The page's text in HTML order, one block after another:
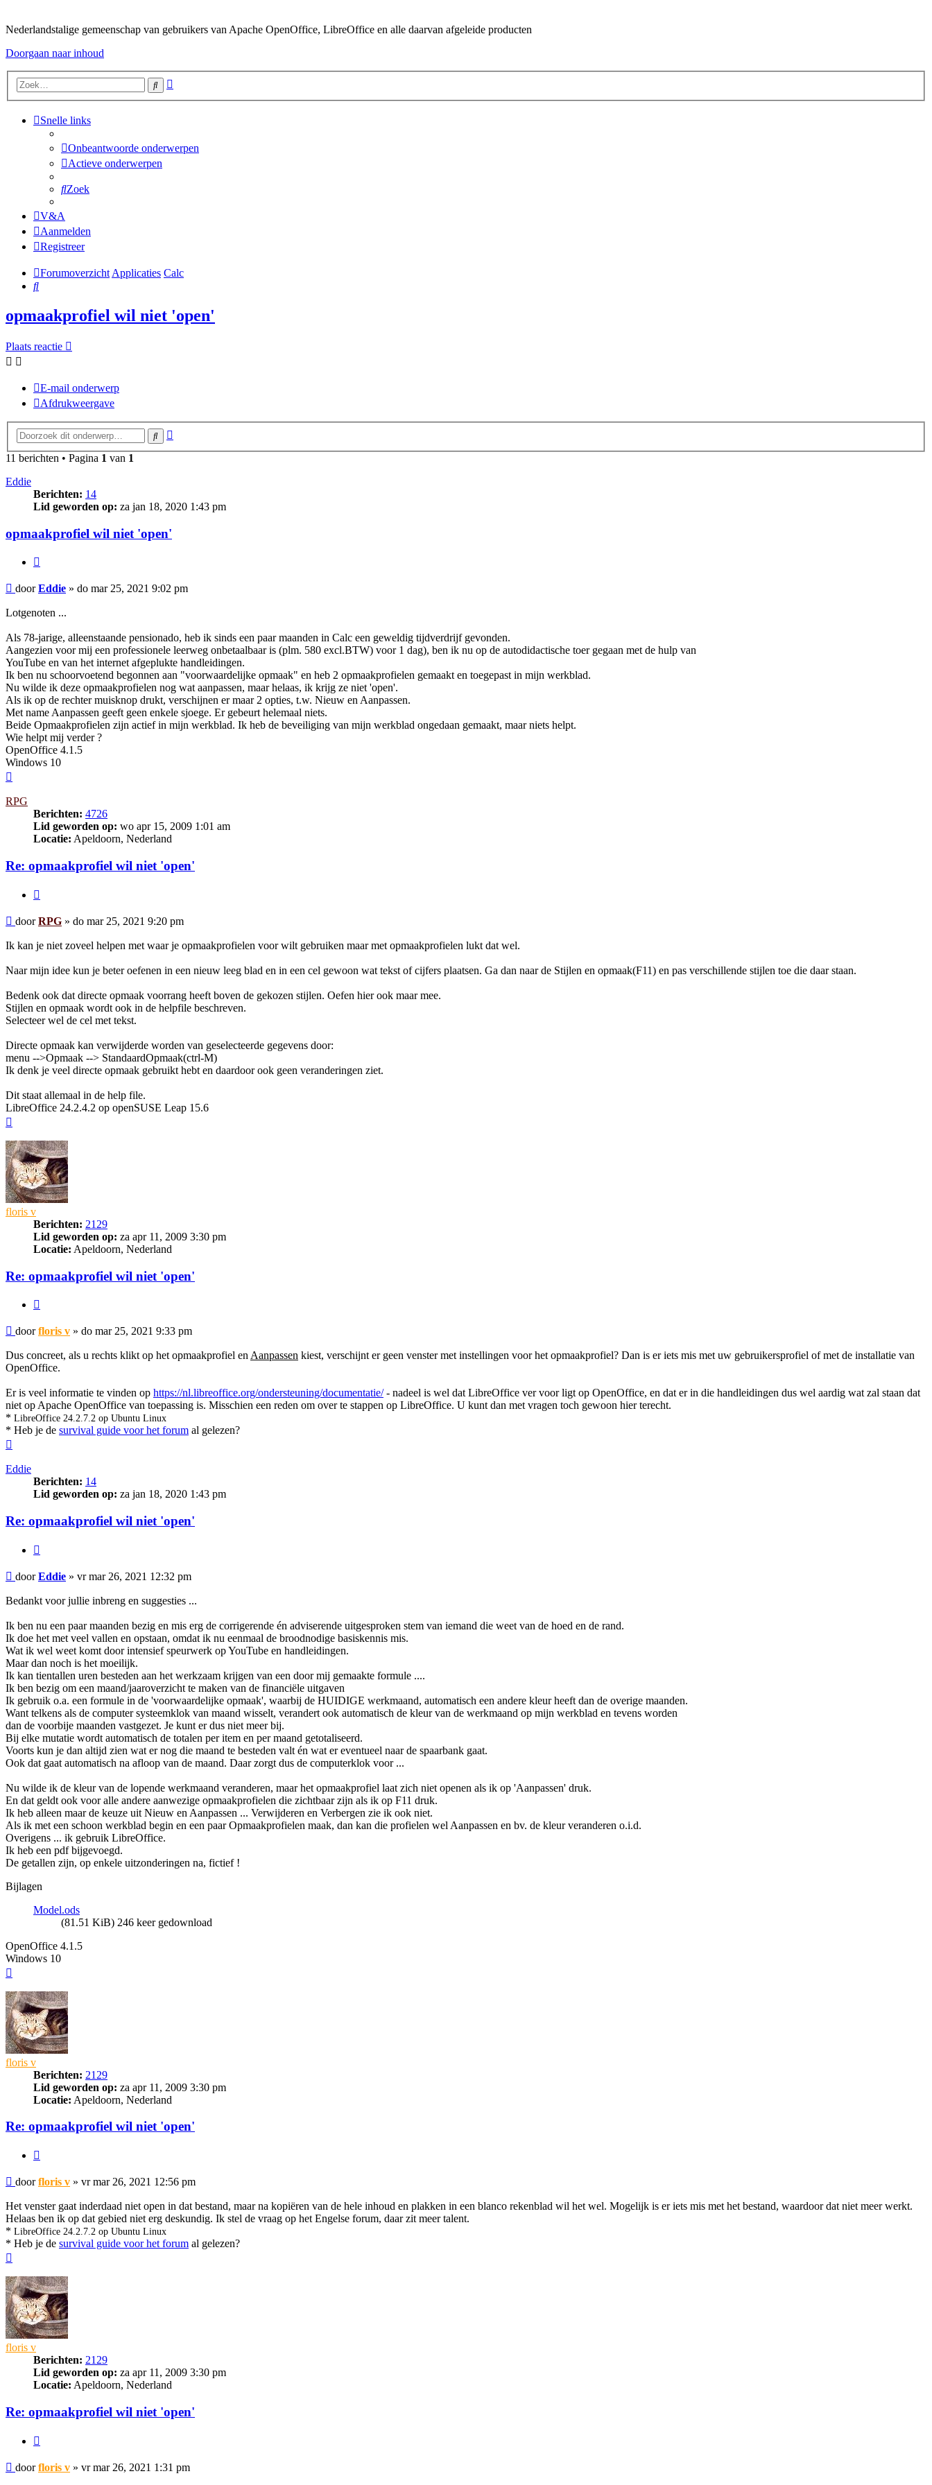
Nederlandstalige gemeenschap van gebruikers van Apache OpenOffice, LibreOffice en alle daarvan afgeleide producten
Doorgaan naar inhoud
Zoek
Snelle links
Onbeantwoorde onderwerpen
Actieve onderwerpen
Zoek
V&A
Aanmelden
Registreer
Forumoverzicht Applicaties Calc
Zoek
opmaakprofiel wil niet 'open'
Plaats reactie
E-mail onderwerp
Afdrukweergave
Zoek
11 berichten • Pagina 1 van 1
Eddie
Berichten: 14
Lid geworden op: za jan 18, 2020 1:43 pm
opmaakprofiel wil niet 'open'
Bericht
doorEddie » do mar 25, 2021 9:02 pm
Lotgenoten ...
Als 78-jarige, alleenstaande pensionado, heb ik sinds een paar maanden in Calc een geweldig tijdverdrijf gevonden.
Aangezien voor mij een professionele leerweg onbetaalbaar is (plm. 580 excl.BTW) voor 1 dag), ben ik nu op de autodidactische toer gegaan met de hulp van
YouTube en van het internet afgeplukte handleidingen.
Ik ben nu schoorvoetend begonnen aan "voorwaardelijke opmaak" en heb 2 opmaakprofielen gemaakt en toegepast in mijn werkblad.
Nu wilde ik deze opmaakprofielen nog wat aanpassen, maar helaas, ik krijg ze niet 'open'.
Als ik op de rechter muisknop drukt, verschijnen er maar 2 opties, t.w. Nieuw en Aanpassen.
Met name Aanpassen geeft geen enkele sjoege. Er gebeurt helemaal niets.
Beide Opmaakprofielen zijn actief in mijn werkblad. Ik heb de beveiliging van mijn werkblad ongedaan gemaakt, maar niets helpt.
Wie helpt mij verder ?
OpenOffice 4.1.5
Windows 10
RPG
Berichten: 4726
Lid geworden op: wo apr 15, 2009 1:01 am
Locatie: Apeldoorn, Nederland
Re: opmaakprofiel wil niet 'open'
Bericht
doorRPG » do mar 25, 2021 9:20 pm
Ik kan je niet zoveel helpen met waar je opmaakprofielen voor wilt gebruiken maar met opmaakprofielen lukt dat wel.
Naar mijn idee kun je beter oefenen in een nieuw leeg blad en in een cel gewoon wat tekst of cijfers plaatsen. Ga dan naar de Stijlen en opmaak(F11) en pas verschillende stijlen toe die daar staan.
Bedenk ook dat directe opmaak voorrang heeft boven de gekozen stijlen. Oefen hier ook maar mee.
Stijlen en opmaak wordt ook in de helpfile beschreven.
Selecteer wel de cel met tekst.
Directe opmaak kan verwijderde worden van geselecteerde gegevens door:
menu -->Opmaak --> StandaardOpmaak(ctrl-M)
Ik denk je veel directe opmaak gebruikt hebt en daardoor ook geen veranderingen ziet.
Dit staat allemaal in de help file.
LibreOffice 24.2.4.2 op openSUSE Leap 15.6
floris v
Berichten: 2129
Lid geworden op: za apr 11, 2009 3:30 pm
Locatie: Apeldoorn, Nederland
Re: opmaakprofiel wil niet 'open'
Bericht
doorfloris v » do mar 25, 2021 9:33 pm
Dus concreet, als u rechts klikt op het opmaakprofiel en Aanpassen kiest, verschijnt er geen venster met instellingen voor het opmaakprofiel? Dan is er iets mis met uw gebruikersprofiel of met de installatie van
OpenOffice.
Er is veel informatie te vinden op https://nl.libreoffice.org/ondersteuning/documentatie/- nadeel is wel dat LibreOffice ver voor ligt op OpenOffice, en dat er in die handleidingen dus wel aardig wat zal staan dat
niet op Apache OpenOffice van toepassing is. Misschien een reden om over te stappen op LibreOffice. U kunt dan met vragen toch gewoon hier terecht.
* LibreOffice 24.2.7.2 op Ubuntu Linux
* Heb je de survival guide voor het forum al gelezen?
Eddie
Berichten: 14
Lid geworden op: za jan 18, 2020 1:43 pm
Re: opmaakprofiel wil niet 'open'
Bericht
doorEddie » vr mar 26, 2021 12:32 pm
Bedankt voor jullie inbreng en suggesties ...
Ik ben nu een paar maanden bezig en mis erg de corrigerende én adviserende uitgesproken stem van iemand die weet van de hoed en de rand.
Ik doe het met veel vallen en opstaan, omdat ik nu eenmaal de broodnodige basiskennis mis.
Wat ik wel weet komt door intensief speurwerk op YouTube en handleidingen.
Maar dan noch is het moeilijk.
Ik kan tientallen uren besteden aan het werkzaam krijgen van een door mij gemaakte formule ....
Ik ben bezig om een maand/jaaroverzicht te maken van de financiële uitgaven
Ik gebruik o.a. een formule in de 'voorwaardelijke opmaak', waarbij de HUIDIGE werkmaand, automatisch een andere kleur heeft dan de overige maanden.
Want telkens als de computer systeemklok van maand wisselt, verandert ook automatisch de kleur van de werkmaand op mijn werkblad en tevens worden
dan de voorbije maanden vastgezet. Je kunt er dus niet meer bij.
Bij elke mutatie wordt automatisch de totalen per item en per maand getotaliseerd.
Voorts kun je dan altijd zien wat er nog die maand te besteden valt én wat er eventueel naar de spaarbank gaat.
Ook dat gaat automatisch na afloop van de maand. Daar zorgt dus de computerklok voor ...
Nu wilde ik de kleur van de lopende werkmaand veranderen, maar het opmaakprofiel laat zich niet openen als ik op 'Aanpassen' druk.
En dat geldt ook voor alle andere aanwezige opmaakprofielen die zichtbaar zijn als ik op F11 druk.
Ik heb alleen maar de keuze uit Nieuw en Aanpassen ... Verwijderen en Verbergen zie ik ook niet.
Als ik met een schoon werkblad begin en een paar Opmaakprofielen maak, dan kan die profielen wel Aanpassen en bv. de kleur veranderen o.i.d.
Overigens ... ik gebruik LibreOffice.
Ik heb een pdf bijgevoegd.
De getallen zijn, op enkele uitzonderingen na, fictief !
Bijlagen
Model.ods
(81.51 KiB) 246 keer gedownload
OpenOffice 4.1.5
Windows 10
floris v
Berichten: 2129
Lid geworden op: za apr 11, 2009 3:30 pm
Locatie: Apeldoorn, Nederland
Re: opmaakprofiel wil niet 'open'
Bericht
doorfloris v » vr mar 26, 2021 12:56 pm
Het venster gaat inderdaad niet open in dat bestand, maar na kopiëren van de hele inhoud en plakken in een blanco rekenblad wil het wel. Mogelijk is er iets mis met het bestand, waardoor dat niet meer werkt.
Helaas ben ik op dat gebied niet erg deskundig. Ik stel de vraag op het Engelse forum, daar zit meer talent.
* LibreOffice 24.2.7.2 op Ubuntu Linux
* Heb je de survival guide voor het forum al gelezen?
floris v
Berichten: 2129
Lid geworden op: za apr 11, 2009 3:30 pm
Locatie: Apeldoorn, Nederland
Re: opmaakprofiel wil niet 'open'
Bericht
doorfloris v » vr mar 26, 2021 1:31 pm